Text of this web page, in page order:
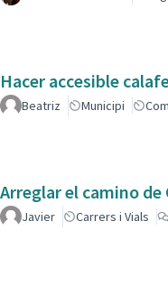
Hacer accesible
Beatriz Municipi
Javier Carrers i Vials